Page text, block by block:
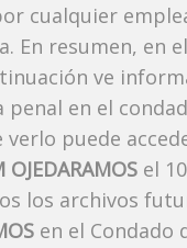
cualquier
En resumen, en
ve
penal en el
verlo puede
OJEDARAMOS el
los archivos
en el Condado